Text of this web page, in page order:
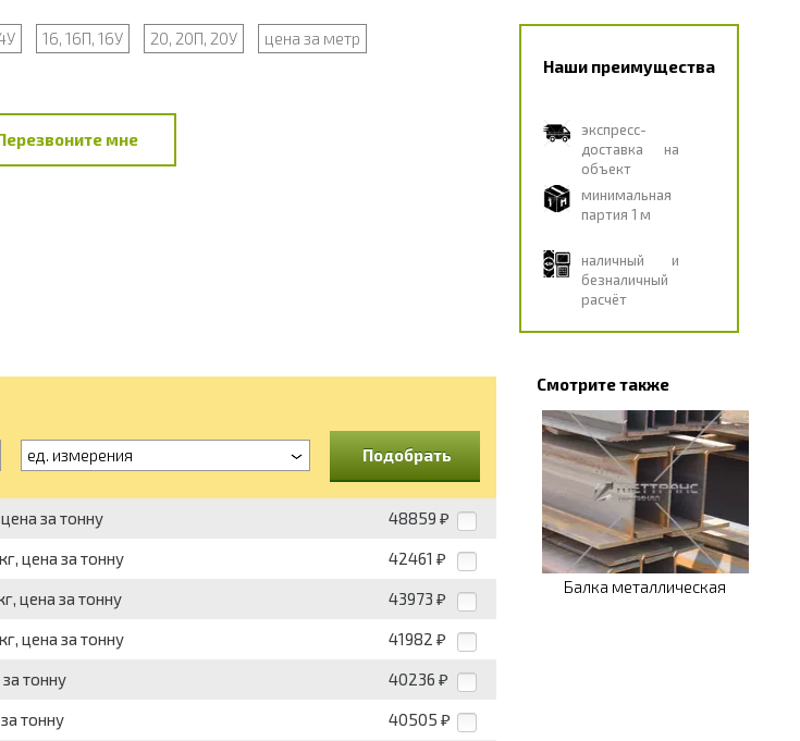
16, 16П, 16У 20, 20П, 20У
цена за метр
мне
Наши преимущества
экспресс-
доставка на
объект
минимальная
партия 1 м
наличный и
безналичный
расчёт
ед. измерения Подобрать
за тонну 48859 ₽
цена за тонну 42461 ₽
цена за тонну 43973 ₽
цена за тонну 41982 ₽
тонну 40236 ₽
тонну 40505 ₽
Смотрите также
Балка металлическая